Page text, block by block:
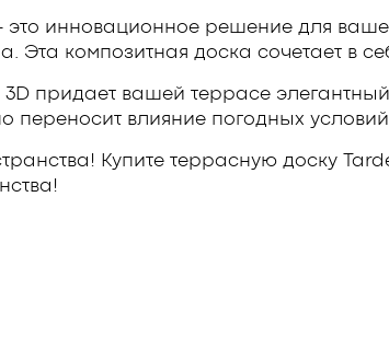
это инновационное решение для
композитная доска сочетает в
придает вашей террасе
переносит влияние погодных
Купите террасную доску